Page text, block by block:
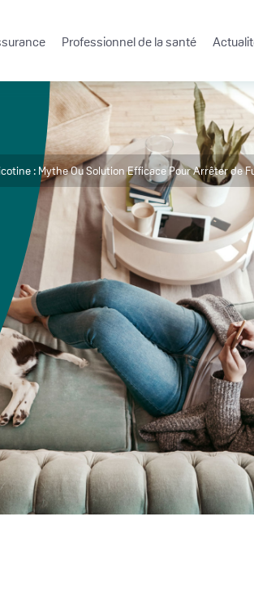
Professionnel de la santé
: Mythe Ou Solution Efficace Pour Arrêter de